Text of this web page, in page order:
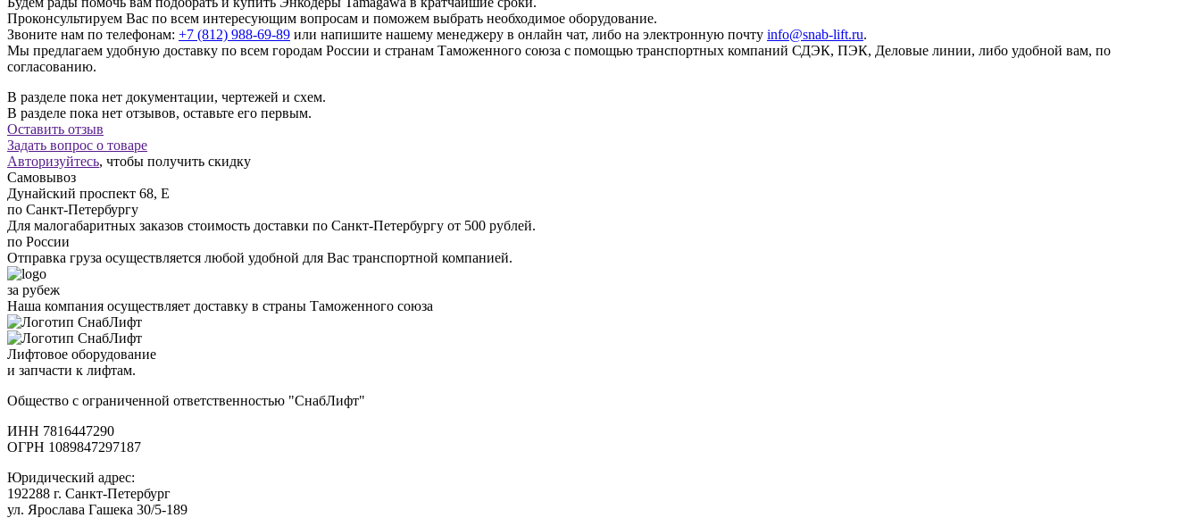
Проконсультируем Вас по всем интересующим вопросам и поможем выбрать необходимое оборудование.
Звоните нам по телефонам: +7 (812) 988-69-89 или напишите нашему менеджеру в онлайн чат, либо на электронную почту info@snab-lift.ru.
Мы предлагаем удобную доставку по всем городам России и странам Таможенного союза с помощью транспортных компаний СДЭК, ПЭК, Деловые линии, либо удобной вам, по
согласованию.
В разделе пока нет документации, чертежей и схем.
В разделе пока нет отзывов, оставьте его первым.
Оставить отзыв
Задать вопрос о товаре
Авторизуйтесь, чтобы получить скидку
Самовывоз
Дунайский проспект 68, Е
по Санкт-Петербургу
Для малогабаритных заказов стоимость доставки по Санкт-Петербургу от 500 рублей.
по России
Отправка груза осуществляется любой удобной для Вас транспортной компанией.
за рубеж
Наша компания осуществляет доставку в страны Таможенного союза
Лифтовое оборудование
и запчасти к лифтам.
Общество с ограниченной ответственностью "СнабЛифт"
ИНН 7816447290
ОГРН 1089847297187
Юридический адрес:
192288 г. Санкт-Петербург
ул. Ярослава Гашека 30/5-189